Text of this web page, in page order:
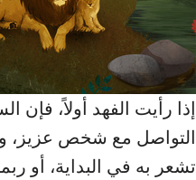
إذا رأيت الفهد أولاً،
التواصل مع شخص عزيز،
تشعر به في البداية، أو